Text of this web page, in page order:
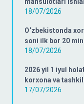
mahsulotlari
18/07/2026
O‘zbekistonda
soni ilk bor 20
18/07/2026
2026 yil 1 iyul
korxona va
17/07/2026